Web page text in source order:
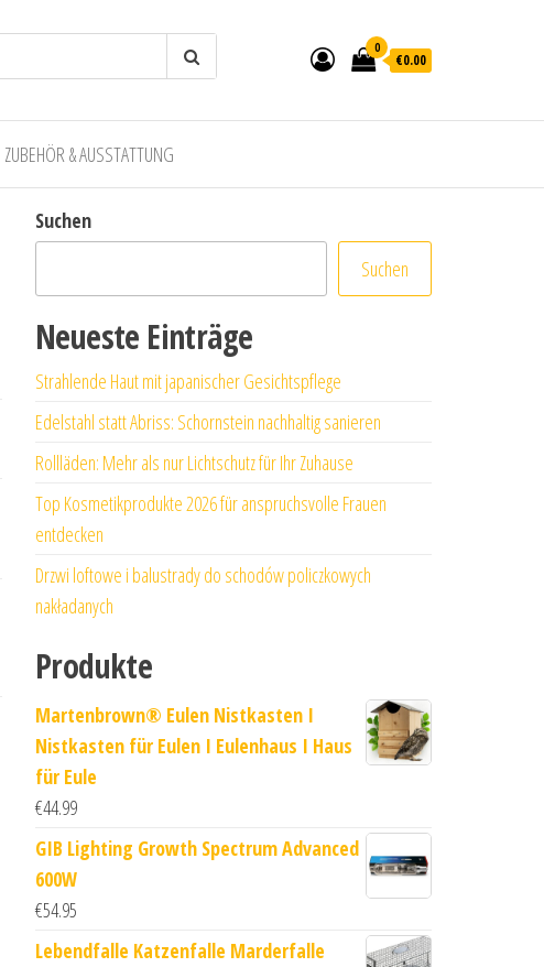
0
€0.00
ZUBEHÖR & AUSSTATTUNG
Suchen
Suchen
Neueste Einträge
Strahlende Haut mit japanischer Gesichtspflege
Edelstahl statt Abriss: Schornstein nachhaltig sanieren
Rollläden: Mehr als nur Lichtschutz für Ihr Zuhause
Top Kosmetikprodukte 2026 für anspruchsvolle Frauen
entdecken
Drzwi loftowe i balustrady do schodów policzkowych
nakładanych
Produkte
Martenbrown® Eulen Nistkasten I
Nistkasten für Eulen I Eulenhaus I Haus
für Eule
€44.99
GIB Lighting Growth Spectrum Advanced
600W
€54.95
Lebendfalle Katzenfalle Marderfalle